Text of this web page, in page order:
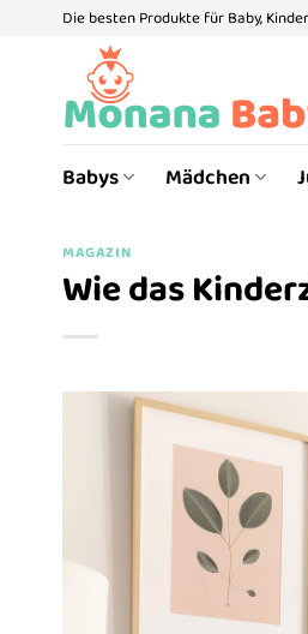
Die besten Produkte für Baby,
Babys Mädchen
MAGAZIN
Wie das